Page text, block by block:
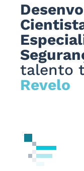
talento
Revelo